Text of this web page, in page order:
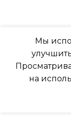
ДИАМЕТР
Мы
на